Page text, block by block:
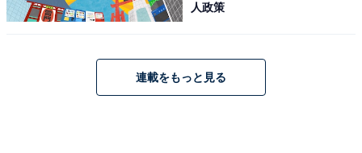
人政策
連載をもっと見る